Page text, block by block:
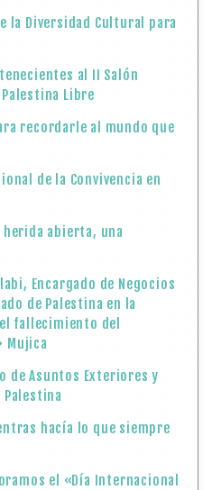
la Diversidad Cultural para
al II Salón
Libre
recordarle al mundo que
de la Convivencia en
herida abierta, una
Encargado de Negocios
de Palestina en la
fallecimiento del
Mujica
de Asuntos Exteriores y
Palestina
hacía lo que siempre
el «Día Internacional